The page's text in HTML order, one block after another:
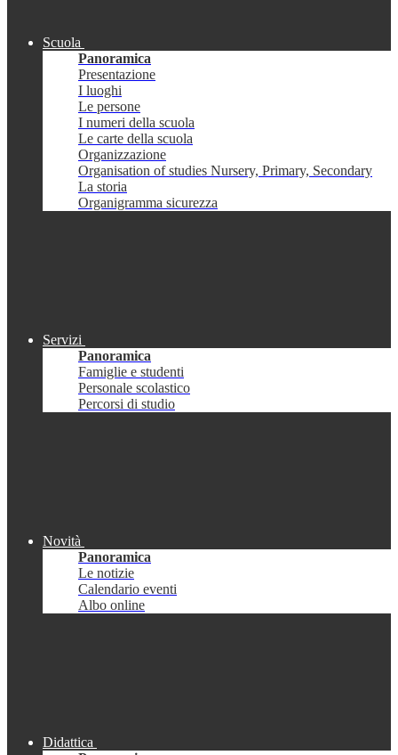
Scuola
Panoramica
Presentazione
I luoghi
Le persone
I numeri della scuola
Le carte della scuola
Organizzazione
Organisation of studies Nursery, Primary, Secondary
La storia
Organigramma sicurezza
Servizi
Panoramica
Famiglie e studenti
Personale scolastico
Percorsi di studio
Novità
Panoramica
Le notizie
Calendario eventi
Albo online
Didattica